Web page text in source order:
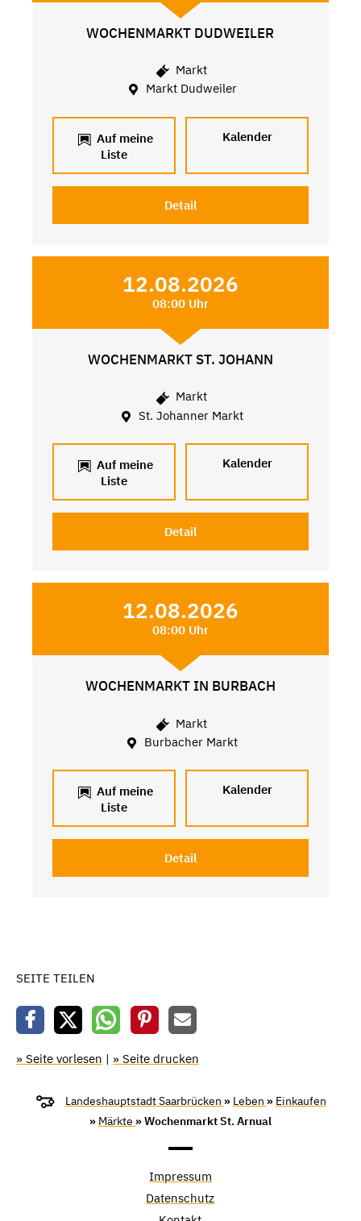
WOCHENMARKT DUDWEILER
Markt
Markt Dudweiler
Auf meine
Liste
Kalender
Detail
12.08.2026
08:00 Uhr
WOCHENMARKT ST. JOHANN
Markt
St. Johanner Markt
Auf meine
Liste
Kalender
Detail
12.08.2026
08:00 Uhr
WOCHENMARKT IN BURBACH
Markt
Burbacher Markt
Auf meine
Liste
Kalender
Detail
SEITE TEILEN
» Seite vorlesen | » Seite drucken
Landeshauptstadt Saarbrücken » Leben » Einkaufen
» Märkte » Wochenmarkt St. Arnual
Impressum
Datenschutz